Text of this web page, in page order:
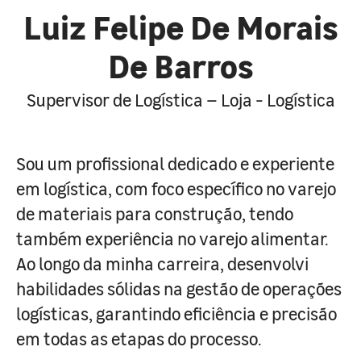
Luiz Felipe De Morais
De Barros
Supervisor de Logística – Loja - Logística
Sou um profissional dedicado e experiente
em logística, com foco específico no varejo
de materiais para construção, tendo
também experiência no varejo alimentar.
Ao longo da minha carreira, desenvolvi
habilidades sólidas na gestão de operações
logísticas, garantindo eficiência e precisão
em todas as etapas do processo.